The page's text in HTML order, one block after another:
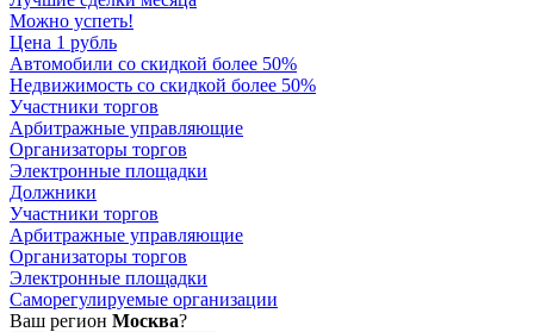
Можно успеть!
Цена 1 рубль
Автомобили со скидкой более 50%
Недвижимость со скидкой более 50%
Участники торгов
Арбитражные управляющие
Организаторы торгов
Электронные площадки
Должники
Участники торгов
Арбитражные управляющие
Организаторы торгов
Электронные площадки
Саморегулируемые организации
Ваш регион Москва?